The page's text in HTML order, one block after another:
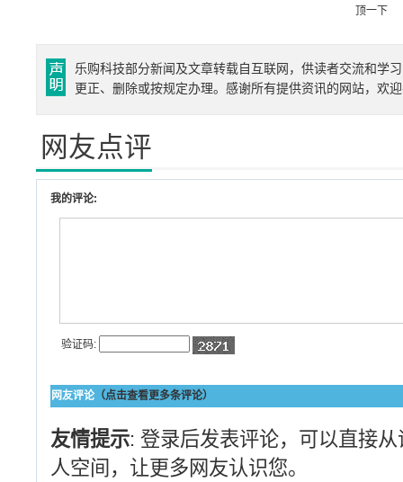
顶一下
乐购科技部分新闻及文章转载自互联网，供读者交流和学
更正、删除或按规定办理。感谢所有提供资讯的网站，欢
网友点评
我的评论:
验证码:
网友评论（点击查看更多条评论）
友情提示: 登录后发表评论，可以直接
人空间，让更多网友认识您。